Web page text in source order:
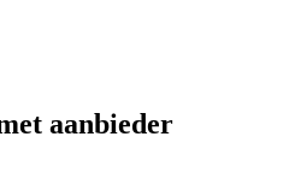
aanbieder